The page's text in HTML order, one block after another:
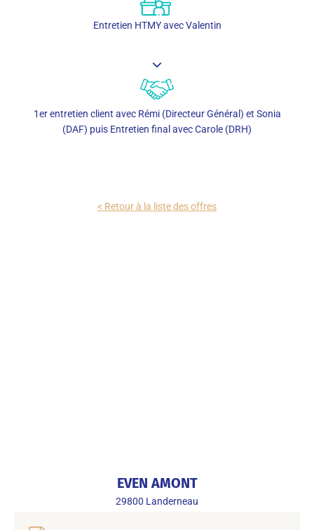
Entretien HTMY avec Valentin
1er entretien client avec Rémi (Directeur Général) et Sonia
(DAF) puis Entretien final avec Carole (DRH)
< Retour à la liste des offres
EVEN AMONT
29800 Landerneau